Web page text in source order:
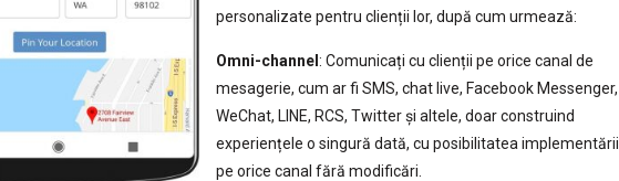
personalizate pentru clienții lor, după cum urmează:
Omni-channel : Comunicați cu clienții pe orice canal de
mesagerie, cum ar fi SMS, chat live, Facebook Messenger,
WeChat, LINE, RCS, Twitter și altele, doar construind
experiențele o singură dată, cu posibilitatea implementării
pe orice canal fără modificări.